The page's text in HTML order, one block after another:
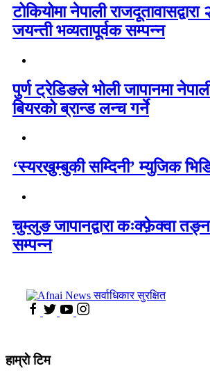
टोकियोमा नेपाली
जयन्ती भव्यतापूर्वक सम्पन्न
पुर्ण ट्रेडिङले भोली जापानमा
बियरको ब्रान्ड लन्च गर्ने
‘स्यरखुम्बुकी सम्दिनी’ म्युजिक
चुम्लुङ जापानद्वारा कःक्फ़ेक्वा
सम्पन्न
हाम्राे टिम